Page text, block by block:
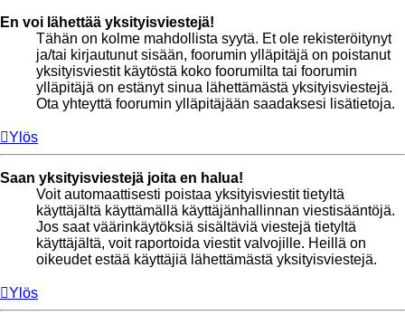
En voi lähettää yksityisviestejä!
Tähän on kolme mahdollista syytä. Et ole rekisteröitynyt
ja/tai kirjautunut sisään, foorumin ylläpitäjä on poistanut
yksityisviestit käytöstä koko foorumilta tai foorumin
ylläpitäjä on estänyt sinua lähettämästä yksityisviestejä.
Ota yhteyttä foorumin ylläpitäjään saadaksesi lisätietoja.
Ylös
Saan yksityisviestejä joita en halua!
Voit automaattisesti poistaa yksityisviestit tietyltä
käyttäjältä käyttämällä käyttäjänhallinnan viestisääntöjä.
Jos saat väärinkäytöksiä sisältäviä viestejä tietyltä
käyttäjältä, voit raportoida viestit valvojille. Heillä on
oikeudet estää käyttäjiä lähettämästä yksityisviestejä.
Ylös